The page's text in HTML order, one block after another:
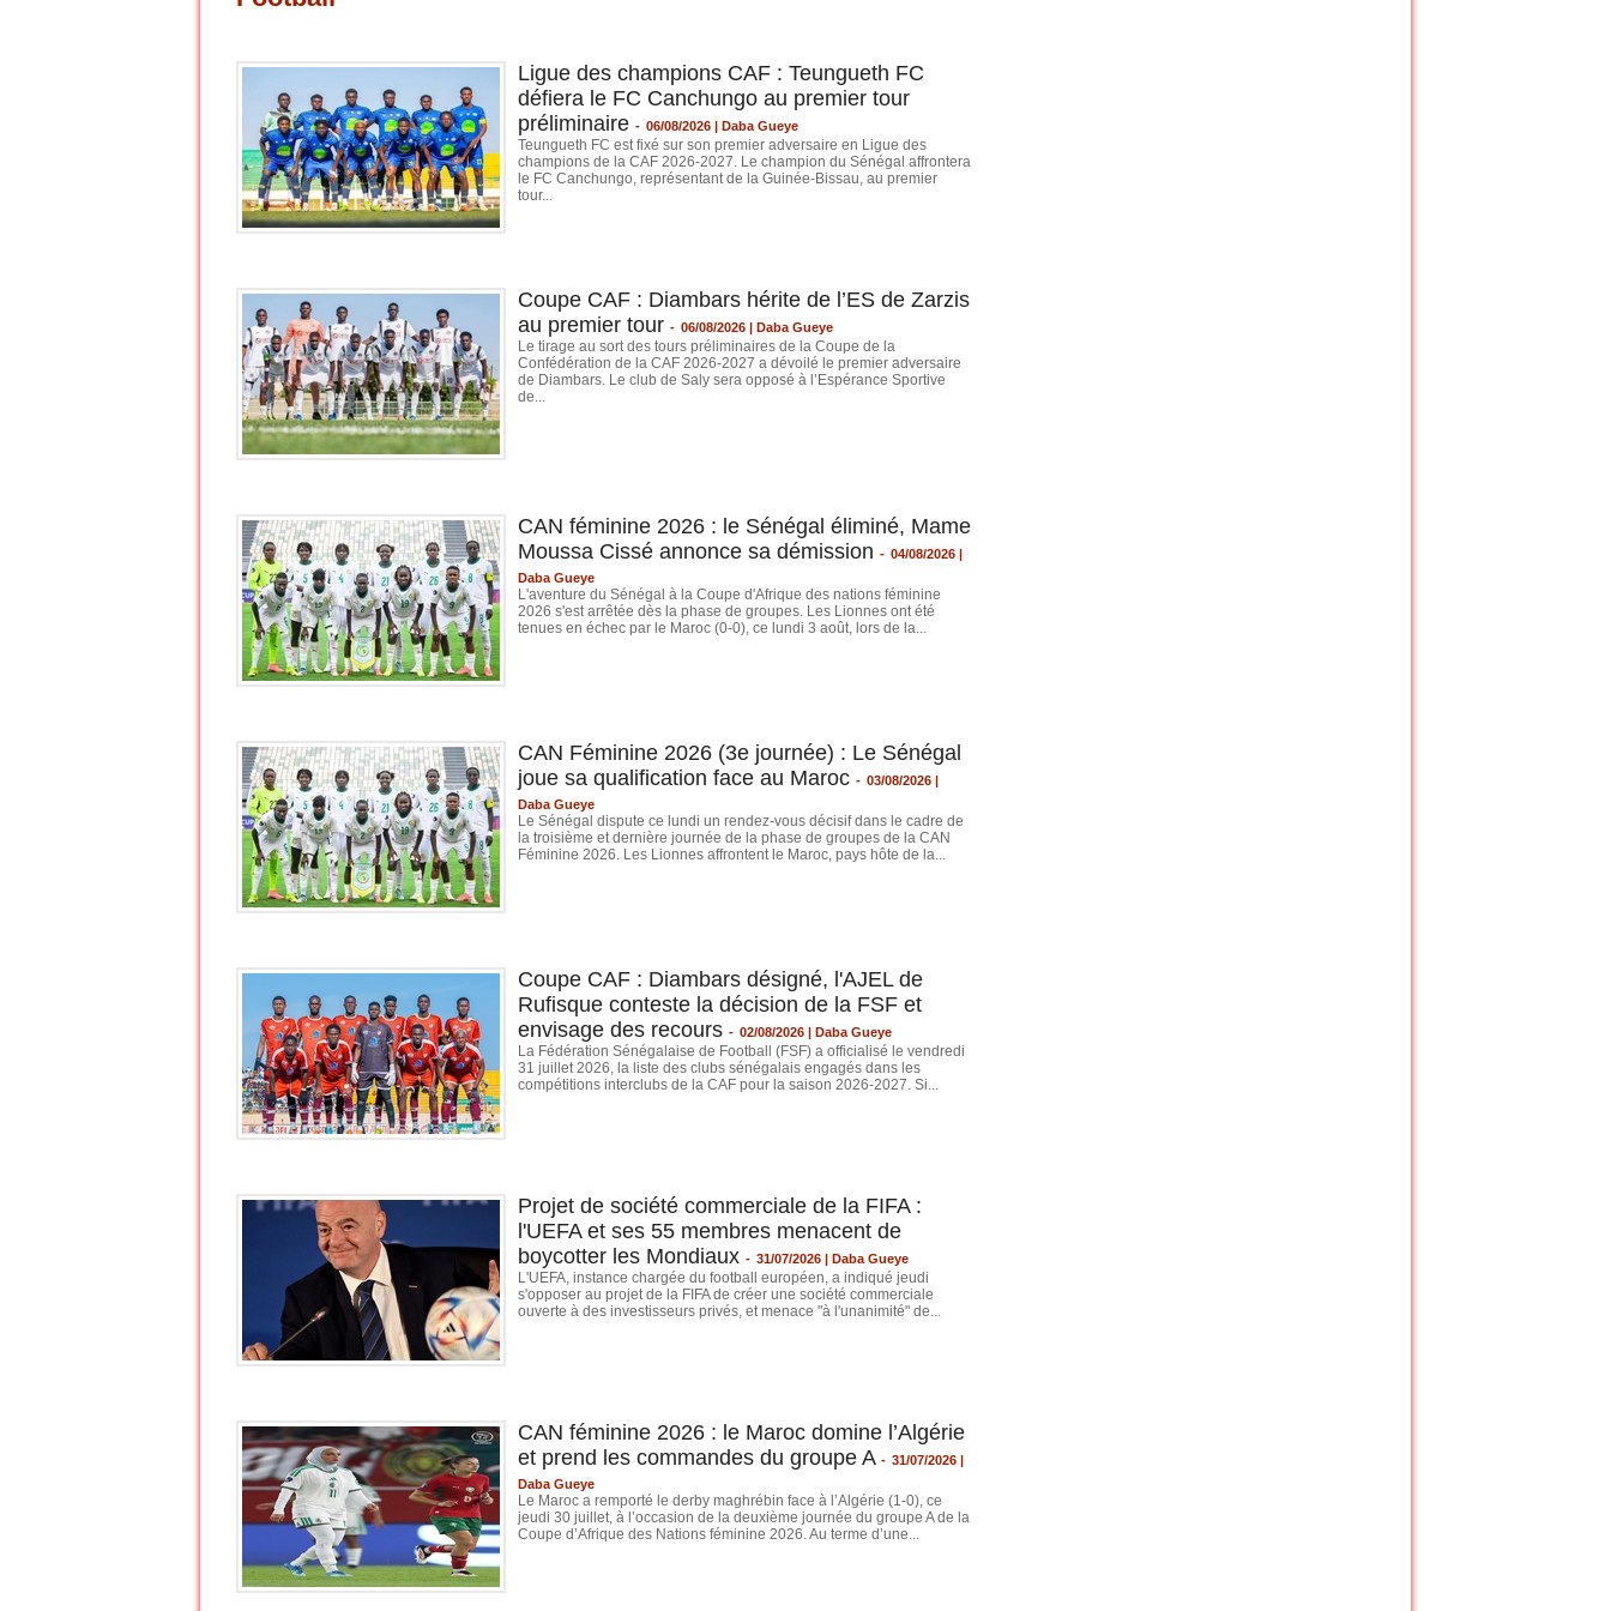
Ligue des champions CAF : Teungueth FC
défiera le FC Canchungo au premier tour
préliminaire - 06/08/2026 | Daba Gueye
Teungueth FC est fixé sur son premier adversaire en Ligue des
champions de la CAF 2026-2027. Le champion du Sénégal affrontera
le FC Canchungo, représentant de la Guinée-Bissau, au premier
tour...
Coupe CAF : Diambars hérite de l’ES de Zarzis
au premier tour - 06/08/2026 | Daba Gueye
Le tirage au sort des tours préliminaires de la Coupe de la
Confédération de la CAF 2026-2027 a dévoilé le premier adversaire
de Diambars. Le club de Saly sera opposé à l’Espérance Sportive
de...
CAN féminine 2026 : le Sénégal éliminé, Mame
Moussa Cissé annonce sa démission - 04/08/2026 |
Daba Gueye
L'aventure du Sénégal à la Coupe d'Afrique des nations féminine
2026 s'est arrêtée dès la phase de groupes. Les Lionnes ont été
tenues en échec par le Maroc (0-0), ce lundi 3 août, lors de la...
CAN Féminine 2026 (3e journée) : Le Sénégal
joue sa qualification face au Maroc - 03/08/2026 |
Daba Gueye
Le Sénégal dispute ce lundi un rendez-vous décisif dans le cadre de
la troisième et dernière journée de la phase de groupes de la CAN
Féminine 2026. Les Lionnes affrontent le Maroc, pays hôte de la...
Coupe CAF : Diambars désigné, l'AJEL de
Rufisque conteste la décision de la FSF et
envisage des recours - 02/08/2026 | Daba Gueye
La Fédération Sénégalaise de Football (FSF) a officialisé le vendredi
31 juillet 2026, la liste des clubs sénégalais engagés dans les
compétitions interclubs de la CAF pour la saison 2026-2027. Si...
Projet de société commerciale de la FIFA :
l'UEFA et ses 55 membres menacent de
boycotter les Mondiaux - 31/07/2026 | Daba Gueye
L'UEFA, instance chargée du football européen, a indiqué jeudi
s'opposer au projet de la FIFA de créer une société commerciale
ouverte à des investisseurs privés, et menace "à l'unanimité" de...
CAN féminine 2026 : le Maroc domine l’Algérie
et prend les commandes du groupe A - 31/07/2026 |
Daba Gueye
Le Maroc a remporté le derby maghrébin face à l’Algérie (1-0), ce
jeudi 30 juillet, à l’occasion de la deuxième journée du groupe A de la
Coupe d’Afrique des Nations féminine 2026. Au terme d’une...